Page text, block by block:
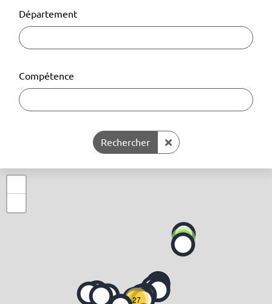
Département
Compétence
Rechercher Supprimer la recherche
2
27